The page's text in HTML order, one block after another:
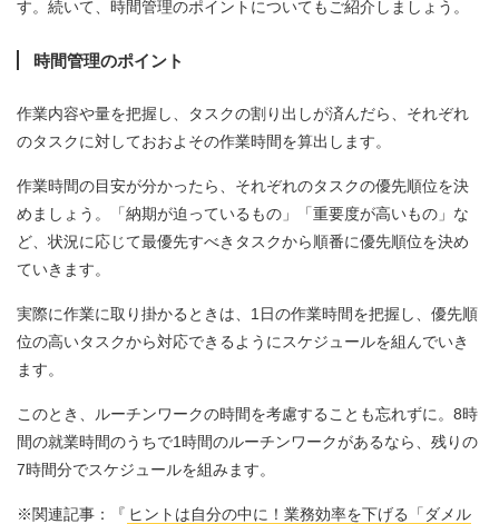
す。続いて、時間管理のポイントについてもご紹介しましょう。
時間管理のポイント
作業内容や量を把握し、タスクの割り出しが済んだら、それぞれ
のタスクに対しておおよその作業時間を算出します。
作業時間の目安が分かったら、それぞれのタスクの優先順位を決
めましょう。「納期が迫っているもの」「重要度が高いもの」な
ど、状況に応じて最優先すべきタスクから順番に優先順位を決め
ていきます。
実際に作業に取り掛かるときは、1日の作業時間を把握し、優先順
位の高いタスクから対応できるようにスケジュールを組んでいき
ます。
このとき、ルーチンワークの時間を考慮することも忘れずに。8時
間の就業時間のうちで1時間のルーチンワークがあるなら、残りの
7時間分でスケジュールを組みます。
※関連記事：『 ヒントは自分の中に！業務効率を下げる「ダメル